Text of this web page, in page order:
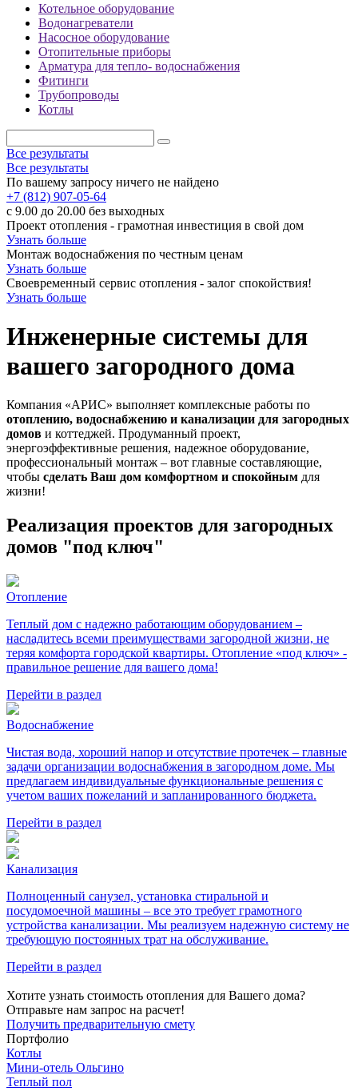
Котельное оборудование
Водонагреватели
Насосное оборудование
Отопительные приборы
Арматура для тепло- водоснабжения
Фитинги
Трубопроводы
Котлы
Все результаты
Все результаты
По вашему запросу ничего не найдено
+7 (812) 907-05-64
с 9.00 до 20.00 без выходных
Проект отопления - грамотная инвестиция в свой дом
Узнать больше
Монтаж водоснабжения по честным ценам
Узнать больше
Своевременный сервис отопления - залог спокойствия!
Узнать больше
Инженерные системы для
вашего загородного дома
Компания «АРИС» выполняет комплексные работы по
отоплению, водоснабжению и канализации для загородных
домов и коттеджей. Продуманный проект,
энергоэффективные решения, надежное оборудование,
профессиональный монтаж – вот главные составляющие,
чтобы сделать Ваш дом комфортном и спокойным для
жизни!
Реализация проектов для загородных
домов "под ключ"
Отопление
Теплый дом с надежно работающим оборудованием –
насладитесь всеми преимуществами загородной жизни, не
теряя комфорта городской квартиры. Отопление «под ключ» -
правильное решение для вашего дома!
Перейти в раздел
Водоснабжение
Чистая вода, хороший напор и отсутствие протечек – главные
задачи организации водоснабжения в загородном доме. Мы
предлагаем индивидуальные функциональные решения с
учетом ваших пожеланий и запланированного бюджета.
Перейти в раздел
Канализация
Полноценный санузел, установка стиральной и
посудомоечной машины – все это требует грамотного
устройства канализации. Мы реализуем надежную систему не
требующую постоянных трат на обслуживание.
Перейти в раздел
Хотите узнать стоимость отопления для Вашего дома?
Отправьте нам запрос на расчет!
Получить предварительную смету
Портфолио
Котлы
Мини‑‏отель Ольгино
Теплый пол